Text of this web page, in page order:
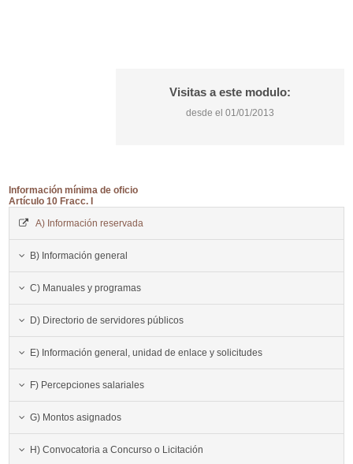
Visitas a este modulo:
desde el 01/01/2013
Información mínima de oficio
Artículo 10 Fracc. I
A) Información reservada
B) Información general
C) Manuales y programas
D) Directorio de servidores públicos
E) Información general, unidad de enlace y solicitudes
F) Percepciones salariales
G) Montos asignados
H) Convocatoria a Concurso o Licitación